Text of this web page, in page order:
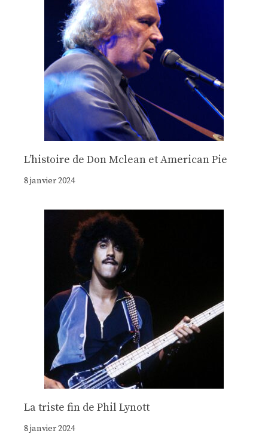
Lʼhistoire de Don Mclean et American Pie
8 janvier 2024
La triste fin de Phil Lynott
8 janvier 2024